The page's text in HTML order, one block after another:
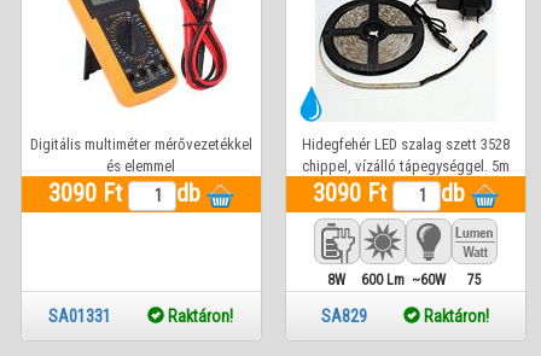
Digitális multiméter mérővezetékkel
és elemmel
3090 Ft db
SA01331 Raktáron!
Hidegfehér LED szalag szett 3528
chippel, vízálló tápegységgel. 5m
hosszúságban
3090 Ft db
8W 600 Lm ~60W 75
SA829 Raktáron!